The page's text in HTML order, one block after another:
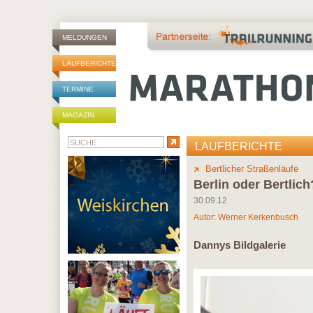
MELDUNGEN
LAUFBERICHTE
TERMINE
MAGAZIN
LAUFBERICHTE
Bertlicher Straßenläufe
Berlin oder
30.09.12
Autor: Werner Kerkenbusch
Dannys Bildgalerie